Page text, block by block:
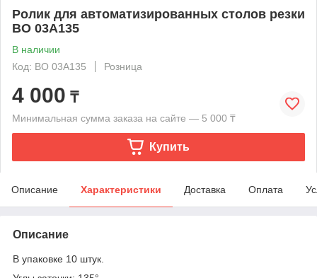
Ролик для автоматизированных столов резки
BO 03A135
В наличии
Код: BO 03A135
Розница
4 000 ₸
Минимальная сумма заказа на сайте — 5 000 ₸
Купить
Описание Характеристики Доставка Оплата
Описание
В упаковке 10 штук.